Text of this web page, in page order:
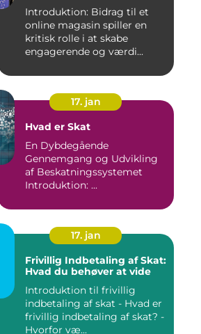
Introduktion: Bidrag til et
online magasin spiller en
kritisk rolle i at skabe
engagerende og værdi...
17. jan
Hvad er Skat
En Dybdegående
Gennemgang og Udvikling
af Beskatningssystemet
Introduktion: ...
17. jan
Frivillig Indbetaling af Skat:
Hvad du behøver at vide
Introduktion til frivillig
indbetaling af skat - Hvad er
frivillig indbetaling af skat? -
Hvorfor væ...